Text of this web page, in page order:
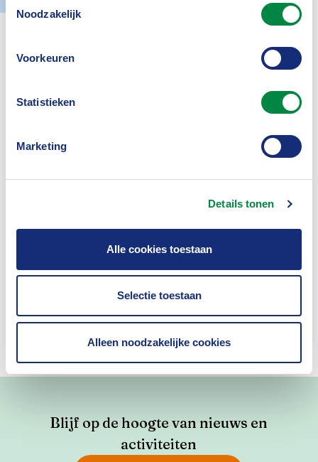
Noodzakelijk
Voorkeuren
Statistieken
Marketing
Details tonen
Alle cookies toestaan
Selectie toestaan
Alleen noodzakelijke cookies
Inloggen
Was dit nuttig?
Ja Nee
Blijf op de hoogte van nieuws en
activiteiten